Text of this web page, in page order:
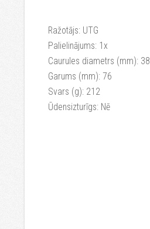
Ražotājs: UTG
Palielinājums: 1x
Caurules diametrs (mm): 38
Garums (mm): 76
Svars (g): 212
Ūdensizturīgs: Nē